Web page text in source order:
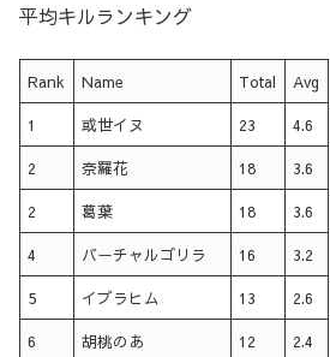
平均キルランキング
Rank Name Total Avg
1 或世イヌ 23 4.6
2 奈羅花 18 3.6
2 葛葉 18 3.6
4 バーチャルゴリラ 16 3.2
5 イブラヒム 13 2.6
6 胡桃のあ 12 2.4